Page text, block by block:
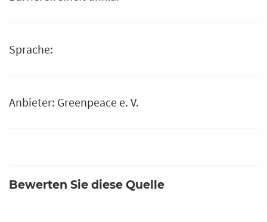
Sprache:
Anbieter: Greenpeace e. V.
Bewerten Sie diese Quelle